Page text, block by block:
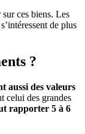
sur ces biens. Les
de plus
?
aussi des valeurs
celui des grandes
rapporter 5 à 6